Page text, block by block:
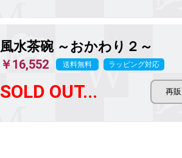
風水茶碗 ～おかわり２～
￥16,552 送料無料 ラッピング対応
SOLD OUT...